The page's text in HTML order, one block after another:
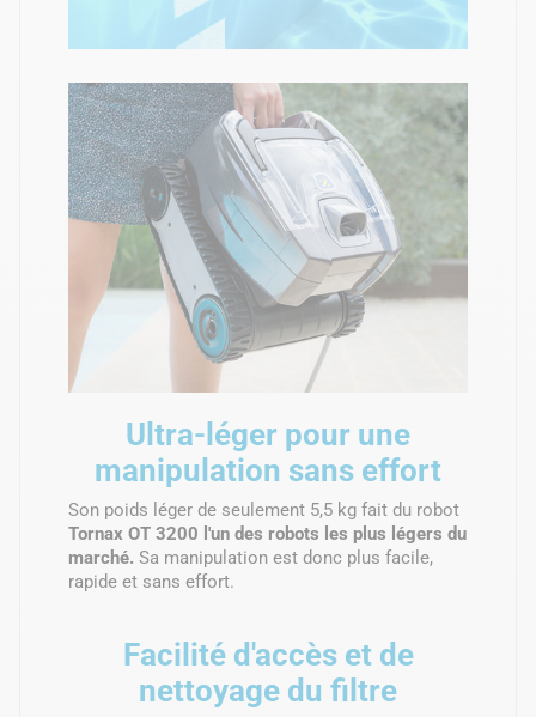
Ultra-léger pour une
manipulation sans effort
Son poids léger de seulement 5,5 kg fait du robot
Tornax OT 3200 l'un des robots les plus légers du
marché. Sa manipulation est donc plus facile,
rapide et sans effort.
Facilité d'accès et de
nettoyage du filtre